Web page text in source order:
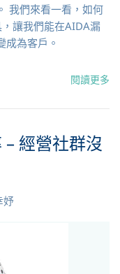
我們來看一看，如何
讓我們能在AIDA漏
成為客戶。
閱讀更多
經營社群沒
妤